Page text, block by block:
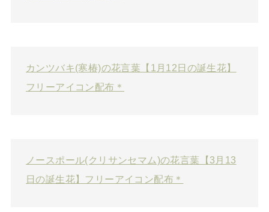
カンツバキ(寒椿)の花言葉【1月12日の誕生花】
フリーアイコン配布＊
ノースポール(クリサンセマム)の花言葉【3月13
日の誕生花】フリーアイコン配布＊